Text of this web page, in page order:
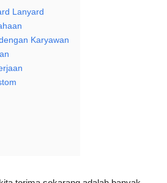
Lanyard
Karyawan